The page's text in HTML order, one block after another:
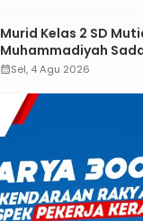
Murid Kelas 2 SD
Muhammadiyah
Emas dan Perak di
calendar_monthSel, 4 Agu 2026